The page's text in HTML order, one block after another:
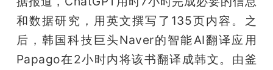
和数据研究，用英文撰写了135页内容。之
后，韩国科技巨头Naver的智能AI翻译应用
Papago在2小时内将该书翻译成韩文。由釜